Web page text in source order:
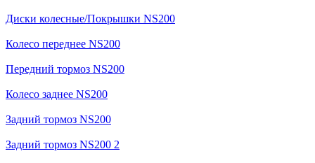
Диски колесные/Покрышки NS200
Колесо переднее NS200
Передний тормоз NS200
Колесо заднее NS200
Задний тормоз NS200
Задний тормоз NS200 2